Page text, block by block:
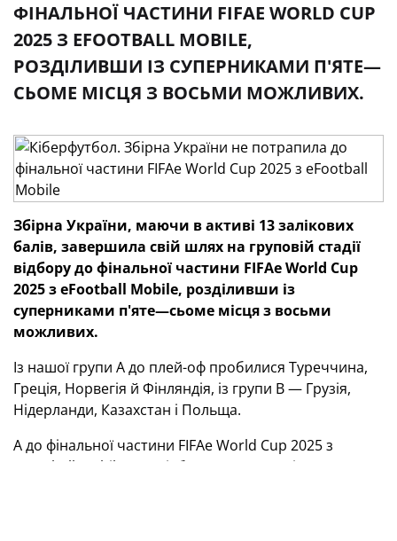
ФІНАЛЬНОЇ ЧАСТИНИ FIFAE WORLD CUP
2025 З EFOOTBALL MOBILE,
РОЗДІЛИВШИ ІЗ СУПЕРНИКАМИ П'ЯТЕ—
СЬОМЕ МІСЦЯ З ВОСЬМИ МОЖЛИВИХ.
Збірна України, маючи в активі 13 залікових
балів, завершила свій шлях на груповій стадії
відбору до фінальної частини FIFAe World Cup
2025 з eFootball Mobile, розділивши із
суперниками п'яте—сьоме місця з восьми
можливих.
Із нашої групи А до плей-оф пробилися Туреччина,
Греція, Норвегія й Фінляндія, із групи В — Грузія,
Нідерланди, Казахстан і Польща.
А до фінальної частини FIFAe World Cup 2025 з
eFootball Mobile, яка відбудеться у грудні цього року